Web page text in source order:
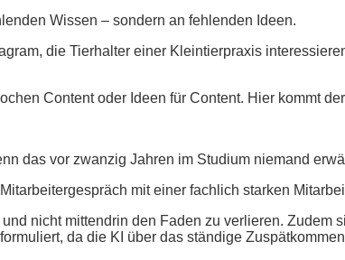
Wissen – sondern an fehlenden Ideen.
die Tierhalter einer Kleintierpraxis
Content oder Ideen für Content. Hier kommt
das vor zwanzig Jahren im Studium niemand
mit einer fachlich starken
nicht mittendrin den Faden zu verlieren. Zudem
da die KI über das ständige